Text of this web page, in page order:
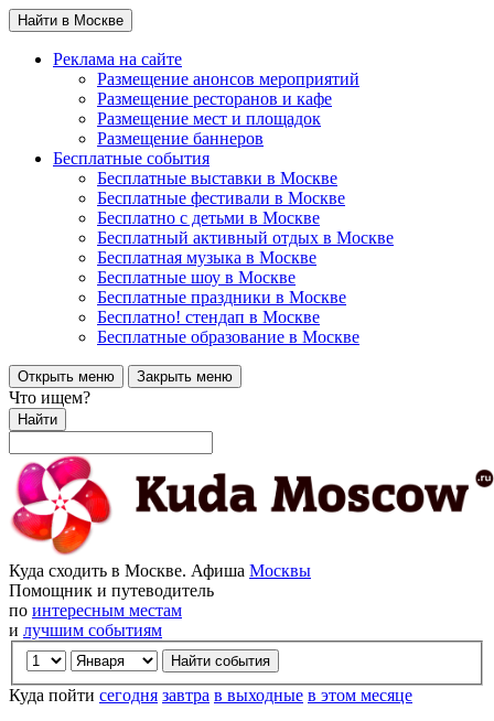
Найти в Москве
Реклама на сайте
Размещение анонсов мероприятий
Размещение ресторанов и кафе
Размещение мест и площадок
Размещение баннеров
Бесплатные события
Бесплатные выставки в Москве
Бесплатные фестивали в Москве
Бесплатно с детьми в Москве
Бесплатный активный отдых в Москве
Бесплатная музыка в Москве
Бесплатные шоу в Москве
Бесплатные праздники в Москве
Бесплатно! стендап в Москве
Бесплатные образование в Москве
Открыть меню Закрыть меню
Что ищем?
Найти
Куда сходить в Москве. Афиша Москвы
Помощник и путеводитель
по интересным местам
и лучшим событиям
Куда пойти сегодня завтра в выходные в этом месяце